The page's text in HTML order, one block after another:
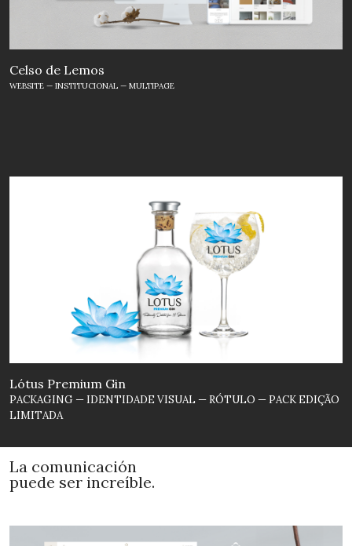
Celso de Lemos
WEBSITE — INSTITUCIONAL — MULTIPAGE
Lótus Premium Gin
PACKAGING — IDENTIDADE VISUAL — RÓTULO — PACK EDIÇÃO
LIMITADA
La comunicación
puede ser increíble.